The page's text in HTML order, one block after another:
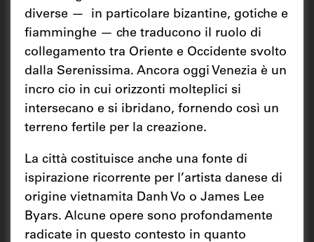
diverse — in particolare bizantine, gotiche e
fiamminghe — che traducono il ruolo di
colle­gamento tra Oriente e Occidente svolto
dalla Serenissima. Ancora oggi Venezia è un
incro cio in cui orizzonti molteplici si
intersecano e si ibridano, fornendo così un
terreno fertile per la creazione.
La città costituisce anche una fonte di
ispirazione ricorrente per l’artista danese di
origine vietnamita Danh Vo o James Lee
Byars. Alcune opere sono profondamente
radicate in questo contesto in quanto